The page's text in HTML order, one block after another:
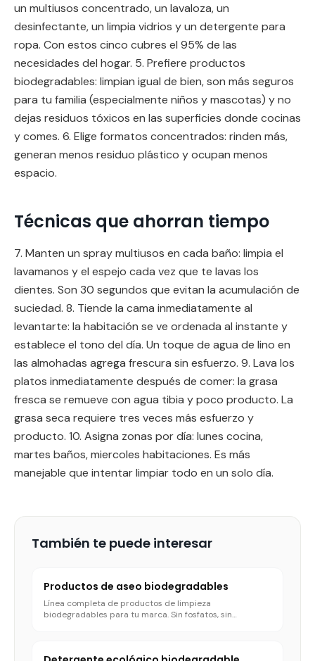
un multiusos concentrado, un lavaloza, un
desinfectante, un limpia vidrios y un detergente para
ropa. Con estos cinco cubres el 95% de las
necesidades del hogar. 5. Prefiere productos
biodegradables: limpian igual de bien, son más seguros
para tu familia (especialmente niños y mascotas) y no
dejas residuos tóxicos en las superficies donde cocinas
y comes. 6. Elige formatos concentrados: rinden más,
generan menos residuo plástico y ocupan menos
espacio.
Técnicas que ahorran tiempo
7. Manten un spray multiusos en cada baño: limpia el
lavamanos y el espejo cada vez que te lavas los
dientes. Son 30 segundos que evitan la acumulación de
suciedad. 8. Tiende la cama inmediatamente al
levantarte: la habitación se ve ordenada al instante y
establece el tono del día. Un toque de agua de lino en
las almohadas agrega frescura sin esfuerzo. 9. Lava los
platos inmediatamente después de comer: la grasa
fresca se remueve con agua tibia y poco producto. La
grasa seca requiere tres veces más esfuerzo y
producto. 10. Asigna zonas por día: lunes cocina,
martes baños, miercoles habitaciones. Es más
manejable que intentar limpiar todo en un solo día.
También te puede interesar
Productos de aseo biodegradables
Línea completa de productos de limpieza
biodegradables para tu marca. Sin fosfatos, sin